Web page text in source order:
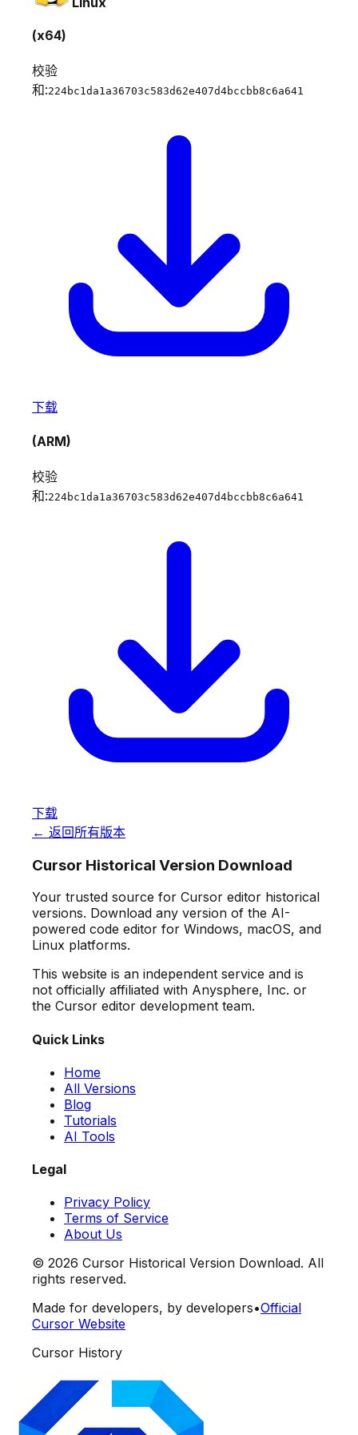
(x64)
校验
和:224bc1da1a36703c583d62e407d4bccbb8c6a641
下载
(ARM)
校验
和:224bc1da1a36703c583d62e407d4bccbb8c6a641
下载
← 返回所有版本
Cursor Historical Version Download
Your trusted source for Cursor editor historical
versions. Download any version of the AI-
powered code editor for Windows, macOS, and
Linux platforms.
This website is an independent service and is
not officially affiliated with Anysphere, Inc. or
the Cursor editor development team.
Quick Links
Home
All Versions
Blog
Tutorials
AI Tools
Legal
Privacy Policy
Terms of Service
About Us
© 2026 Cursor Historical Version Download. All
rights reserved.
Made for developers, by developers•Official
Cursor Website
Cursor History